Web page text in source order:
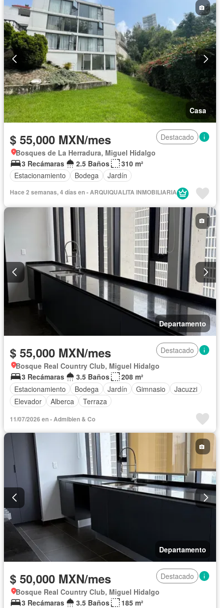
Casa
$ 55,000 MXN/mes
Destacado
Bosques de La Herradura, Miguel Hidalgo
3 Recámaras
2.5 Baños
310 m²
Estacionamiento
Bodega Jardín
Hace 2 semanas, 4 días en - ARQUIQUALITA INMOBILIARIA
Departamento
$ 55,000 MXN/mes
Destacado
Bosque Real Country Club, Miguel Hidalgo
3 Recámaras
3.5 Baños
208 m²
Estacionamiento
Bodega Jardín Gimnasio
Jacuzzi
Elevador
Alberca Terraza
11/07/2026 en - Admibien & Co
Departamento
$ 50,000 MXN/mes
Destacado
Bosque Real Country Club, Miguel Hidalgo
3 Recámaras
3.5 Baños
185 m²